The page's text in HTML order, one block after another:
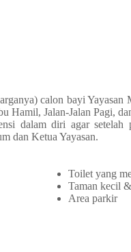
calon bayi Yayasan
Hamil, Jalan-Jalan Pagi,
dalam diri agar
dan Ketua Yayasan.
Toilet yang
Taman kecil
Area parkir